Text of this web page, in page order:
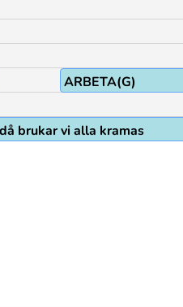
ARBETA(G)
brukar vi alla kramas